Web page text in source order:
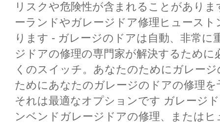
リスクや危険性が含まれることがあり
ーランドやガレージドア修理ヒュース
ります - ガレージのドアは自動、非常
ジドアの修理の専門家が解決するため
くのスイッチ。あなたのためにガレー
ためにあなたのガレージのドアの修理
それは最適なオプションです ガレージ
ンベンドガレージドアの修理、または